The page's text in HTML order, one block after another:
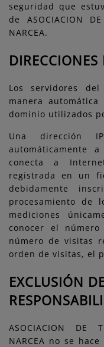
seguridad que
de ASOCIACION
NARCEA.
DIRECCIONES
Los servidores
manera
dominio utilizados
Una dirección
automáticamente
conecta a
registrada en un
debidamente
procesamiento de
mediciones
conocer el
número de visitas
orden de visitas, el
EXCLUSIÓN
ASOCIACION DE
NARCEA no se